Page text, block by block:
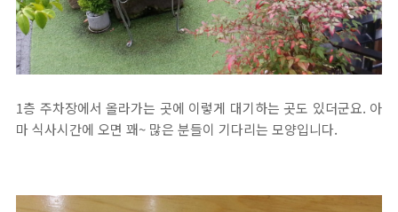
1층 주차장에서 올라가는 곳에 이렇게 대기하는 곳도 있더군요. 아
마 식사시간에 오면 꽤~ 많은 분들이 기다리는 모양입니다.